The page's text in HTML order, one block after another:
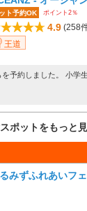
ト予約OK ポイント2％
4.9 (258
王道
予約しました。 小学
ポットをもっと
みずふれあいフ